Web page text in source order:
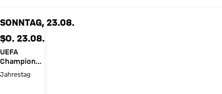
SONNTAG, 23.08.
SO. 23.08.
UEFA
Champions
League
Jahrestag